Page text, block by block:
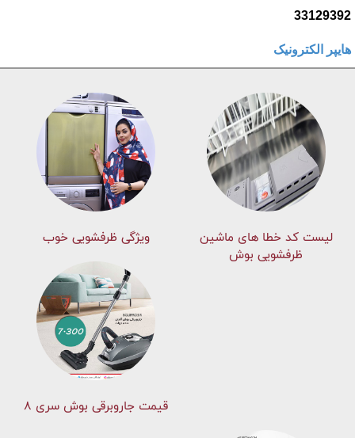
33129392
هایپر الکترونیک
لیست کد خطا های ماشين
ظرفشویی بوش
ویژگی ظرفشویی خوب
قیمت جاروبرقی بوش سری ۸